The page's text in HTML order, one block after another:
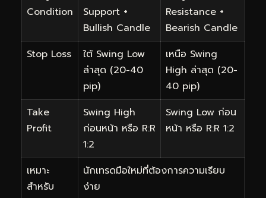
Condition
Support +
Bullish Candle
Resistance +
Bearish Candle
Stop Loss
ใต้ Swing Low
ล่าสุด (20-40
pip)
เหนือ Swing
High ล่าสุด (20-
40 pip)
Take
Profit
Swing High
ก่อนหน้า หรือ R:R
1:2
Swing Low ก่อน
หน้า หรือ R:R 1:2
เหมาะ
สำหรับ
นักเทรดมือใหม่ที่ต้องการความเรียบ
ง่าย